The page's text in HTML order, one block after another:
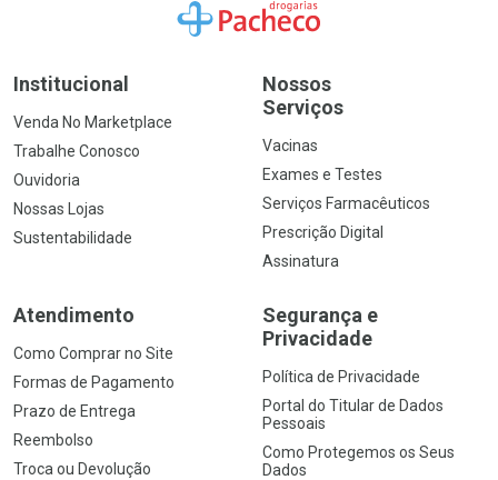
Ir para a Home
Institucional
Venda No Marketplace
Trabalhe Conosco
Ouvidoria
Nossas Lojas
Sustentabilidade
Nossos
Serviços
Vacinas
Exames e Testes
Serviços Farmacêuticos
Prescrição Digital
Assinatura
Atendimento
Como Comprar no Site
Formas de Pagamento
Prazo de Entrega
Reembolso
Troca ou Devolução
Segurança e
Privacidade
Política de Privacidade
Portal do Titular de Dados
Pessoais
Como Protegemos os Seus
Dados